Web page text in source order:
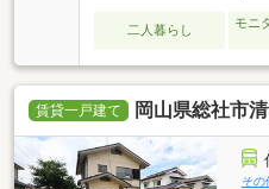
二人暮らし
モニ
賃貸一戸建て 岡山県総社市
その